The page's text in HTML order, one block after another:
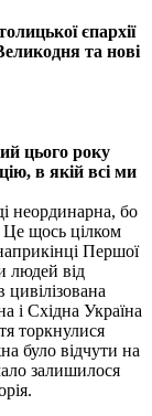
єпархії
та нові
цього року
в якій всі ми
неординарна, бо
Це щось цілком
Першої
людей від
цивілізована
і Східна Україна
торкнулися
було відчути на
залишилося